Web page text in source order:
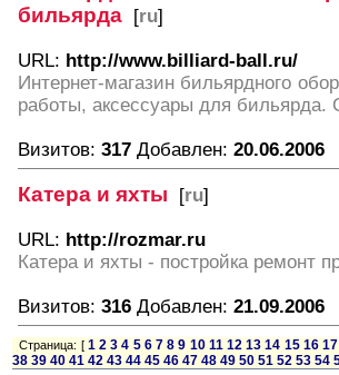
бильярда [ru]
URL: http://www.billiard-ball.ru/
Интернет-магазин бильярдного
работы, аксессуары для бильярда.
Визитов: 317 Добавлен: 20.06.2006
Катера и яхты [ru]
URL: http://rozmar.ru
Катера и яхты - постройка ремонт
Визитов: 316 Добавлен: 21.09.2006
Страница: [ 1 2 3 4 5 6 7 8 9 10 11 12 13 14 15 16 17
38 39 40 41 42 43 44 45 46 47 48 49 50 51 52 53 54